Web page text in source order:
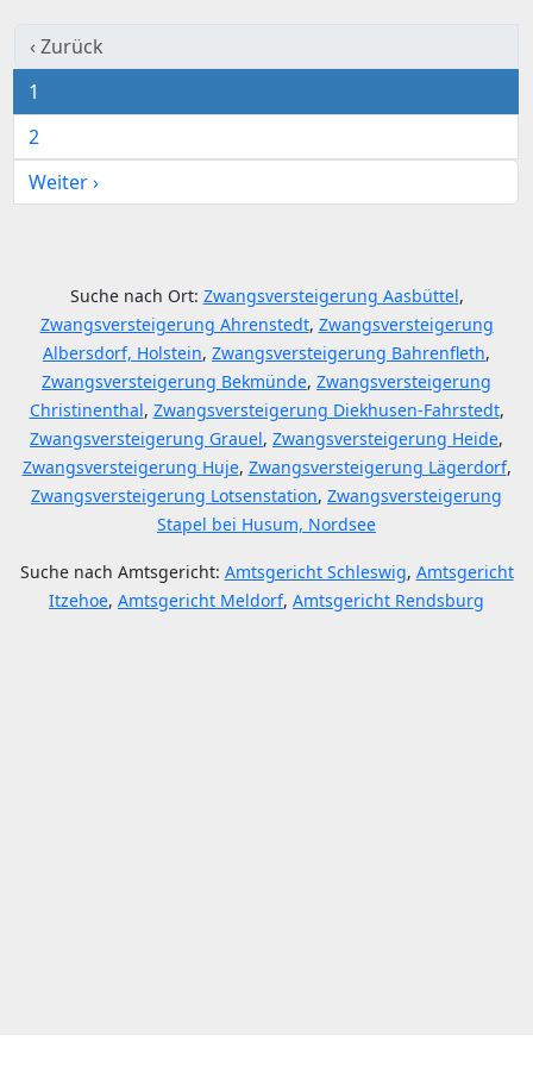
‹ Zurück
1
2
Weiter ›
Suche nach Ort: Zwangsversteigerung Aasbüttel,
Zwangsversteigerung Ahrenstedt, Zwangsversteigerung
Albersdorf, Holstein, Zwangsversteigerung Bahrenfleth,
Zwangsversteigerung Bekmünde, Zwangsversteigerung
Christinenthal, Zwangsversteigerung Diekhusen-Fahrstedt,
Zwangsversteigerung Grauel, Zwangsversteigerung Heide,
Zwangsversteigerung Huje, Zwangsversteigerung Lägerdorf,
Zwangsversteigerung Lotsenstation, Zwangsversteigerung
Stapel bei Husum, Nordsee
Suche nach Amtsgericht: Amtsgericht Schleswig, Amtsgericht
Itzehoe, Amtsgericht Meldorf, Amtsgericht Rendsburg